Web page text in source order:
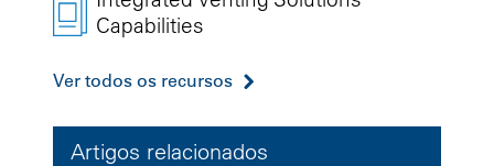
Capabilities
Ver todos os recursos
Artigos relacionados